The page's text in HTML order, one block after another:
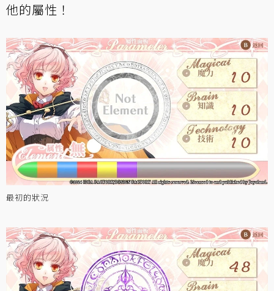
他的屬性！
最初的狀況